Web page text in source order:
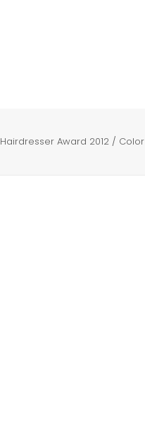
Hairdresser Award 2012 / Color